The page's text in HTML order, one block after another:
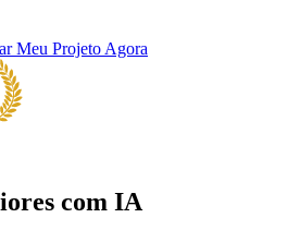
Meu Projeto Agora
com IA